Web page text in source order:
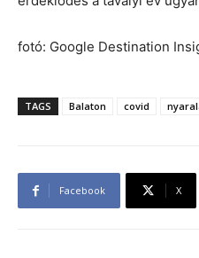
fotó: Google Destination
TAGS Balaton covid
Facebook X